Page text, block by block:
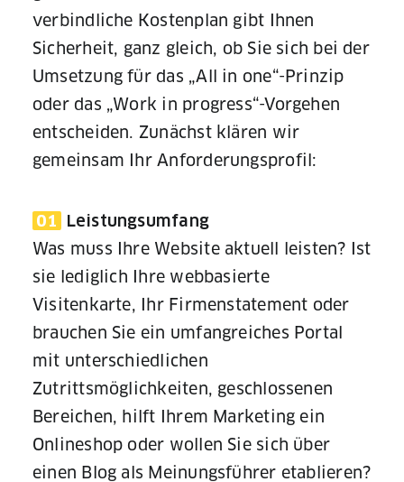
verbindliche Kostenplan gibt Ihnen
Sicherheit, ganz gleich, ob Sie sich bei der
Umsetzung für das „All in one“-Prinzip
oder das „Work in progress“-Vorgehen
entscheiden. Zunächst klären wir
gemeinsam Ihr Anforderungsprofil:
01 Leistungsumfang
Was muss Ihre Website aktuell leisten? Ist
sie lediglich Ihre webbasierte
Visitenkarte, Ihr Firmenstatement oder
brauchen Sie ein umfangreiches Portal
mit unterschiedlichen
Zutrittsmöglichkeiten, geschlossenen
Bereichen, hilft Ihrem Marketing ein
Onlineshop oder wollen Sie sich über
einen Blog als Meinungsführer etablieren?